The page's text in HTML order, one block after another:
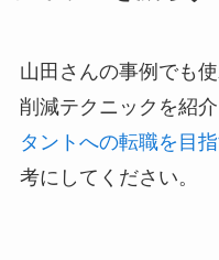
山田さんの事例でも
削減テクニックを紹
タントへの転職を目
考にしてください。